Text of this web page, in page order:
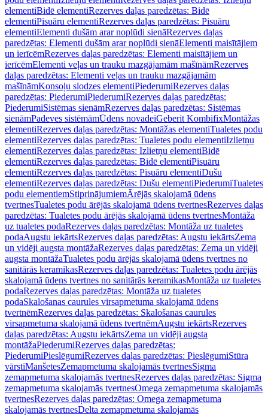
elementiBidē elementiRezerves daļas paredzētas: Bidē
elementiPisuāru elementiRezerves daļas paredzētas: Pisuāru
elementiElementi dušām arar noplūdi sienāRezerves daļas
paredzētas: Elementi dušām arar noplūdi sienāElementi maisītājiem
un ierīcēmRezerves daļas paredzētas: Elementi maisītājiem un
ierīcēmElementi veļas un trauku mazgājamām mašīnāmRezerves
daļas paredzētas: Elementi veļas un trauku mazgājamām
mašīnāmKonsoļu slodzes elementiPiederumiRezerves daļas
paredzētas: PiederumiPiederumiRezerves daļas paredzētas:
PiederumiSistēmas sienāmRezerves daļas paredzētas: Sistēmas
sienāmPadeves sistēmāmŪdens novadeiGeberit KombifixMontāžas
elementiRezerves daļas paredzētas: Montāžas elementiTualetes podu
elementiRezerves daļas paredzētas: Tualetes podu elementiIzlietņu
elementiRezerves daļas paredzētas: Izlietņu elementiBidē
elementiRezerves daļas paredzētas: Bidē elementiPisuāru
elementiRezerves daļas paredzētas: Pisuāru elementiDušu
elementiRezerves daļas paredzētas: Dušu elementiPiederumiTualetes
podu elementiemStiprinājumiemĀrējās skalojamā ūdens
tvertnesTualetes podu ārējās skalojamā ūdens tvertnesRezerves daļas
paredzētas: Tualetes podu ārējās skalojamā ūdens tvertnesMontāža
uz tualetes podaRezerves daļas paredzētas: Montāža uz tualetes
podaAugstu iekārtsRezerves daļas paredzētas: Augstu iekārtsZema
un vidēji augsta montāžaRezerves daļas paredzētas: Zema un vidēji
augsta montāžaTualetes podu ārējās skalojamā ūdens tvertnes no
sanitārās keramikasRezerves daļas paredzētas: Tualetes podu ārējās
skalojamā ūdens tvertnes no sanitārās keramikasMontāža uz tualetes
podaRezerves daļas paredzētas: Montāža uz tualetes
podaSkalošanas caurules virsapmetuma skalojamā ūdens
tvertnēmRezerves daļas paredzētas: Skalošanas caurules
virsapmetuma skalojamā ūdens tvertnēmAugstu iekārtsRezerves
daļas paredzētas: Augstu iekārtsZema un vidēji augsta
montāžaPiederumiRezerves daļas paredzētas:
PiederumiPieslēgumiRezerves daļas paredzētas: PieslēgumiStūra
vārstiManšetesZemapmetuma skalojamās tvertnesSigma
zemapmetuma skalojamās tvertnesRezerves daļas paredzētas: Sigma
zemapmetuma skalojamās tvertnesOmega zemapmetuma skalojamās
tvertnesRezerves daļas paredzētas: Omega zemapmetuma
skalojamās tvertnesDelta zemapmetuma skalojamās